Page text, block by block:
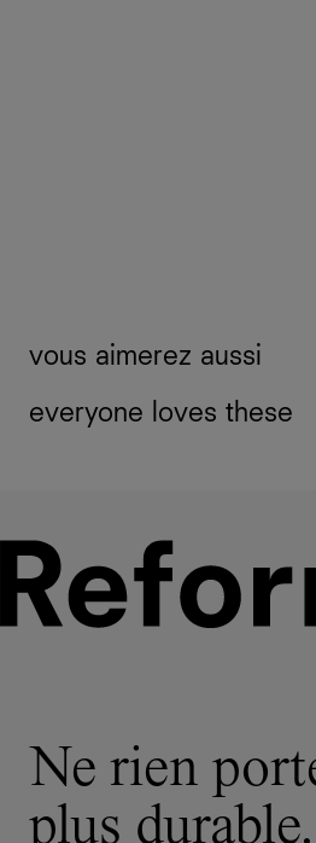
vous aimerez aussi
everyone loves these
Ne rien
plus